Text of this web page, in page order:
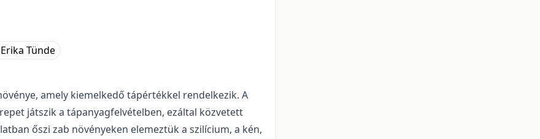
Tünde
amely kiemelkedő tápértékkel rendelkezik. A
játszik a tápanyagfelvételben, ezáltal közvetett
őszi zab növényeken elemeztük a szilícium, a kén,